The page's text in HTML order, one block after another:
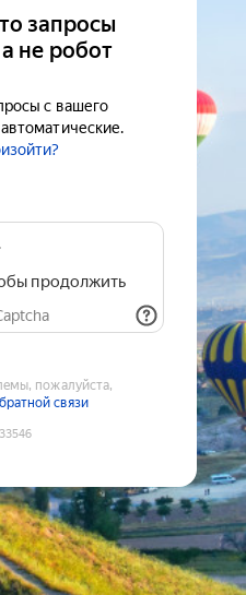
запросы
не робот
с вашего
продолжить
пожалуйста,
связи